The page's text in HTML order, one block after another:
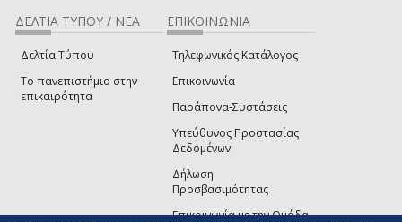
ΔΕΛΤΙΑ ΤΥΠΟΥ / ΝΕΑ
Δελτία Τύπου
Το πανεπιστήμιο στην
επικαιρότητα
ΕΠΙΚΟΙΝΩΝΙΑ
Τηλεφωνικός Κατάλογος
Επικοινωνία
Παράπονα-Συστάσεις
Υπεύθυνος Προστασίας
Δεδομένων
Δήλωση
Προσβασιμότητας
Επικοινωνία με την Ομάδα